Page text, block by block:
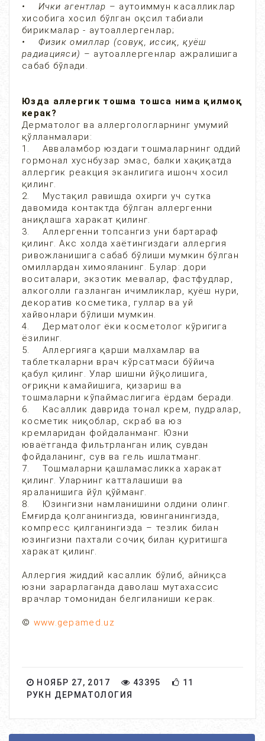
• Ички агентлар – аутоиммун касалликлар
хисобига хосил бўлган оқсил табиали
бирикмалар - аутоаллергенлар;
• Физик омиллар (совуқ, иссиқ, қуёш
радиацияси) – аутоаллергенлар ажралишига
сабаб бўлади.
Юзда аллергик тошма тошса нима қилмоқ
керак?
Дерматолог ва аллергологларнинг умумий
қўлланмалари:
1. Авваламбор юздаги тошмаларнинг оддий
гормонал хуснбузар эмас, балки хақиқатда
аллергик реакция эканлигига ишонч хосил
қилинг.
2. Мустақил равишда охирги уч сутка
давомида контактда бўлган аллергенни
аниқлашга харакат қилинг.
3. Аллергенни топсангиз уни бартараф
қилинг. Акс холда хаётингиздаги аллергия
ривожланишига сабаб бўлиши мумкин бўлган
омиллардан химояланинг. Булар: дори
воситалари, экзотик мевалар, фастфудлар,
алкоголли газланган ичимликлар, қуёш нури,
декоратив косметика, гуллар ва уй
хайвонлари бўлиши мумкин.
4. Дерматолог ёки косметолог кўригига
ёзилинг.
5. Аллергияга қарши малхамлар ва
таблеткаларни врач кўрсатмаси бўйича
қабул қилинг. Улар шишни йўқолишига,
оғриқни камайишига, қизариш ва
тошмаларни кўпаймаслигига ёрдам беради.
6. Касаллик даврида тонал крем, пудралар,
косметик ниқоблар, скраб ва юз
кремларидан фойдаланманг. Юзни
юваётганда фильтрланган илиқ сувдан
фойдаланинг, сув ва гель ишлатманг.
7. Тошмаларни қашламасликка харакат
қилинг. Уларнинг катталашиши ва
яраланишига йўл қўйманг.
8. Юзингизни намланишини олдини олинг.
Ёмғирда қолганингизда, ювинганингизда,
компресс қилганингизда – тезлик билан
юзингизни пахтали сочиқ билан қуритишга
харакат қилинг.
Аллергия жиддий касаллик бўлиб, айниқса
юзни зарарлаганда даволаш мутахассис
врачлар томонидан белгиланиши керак.
© www.gepamed.uz
НОЯБР 27, 2017 43395
11
РУКН ДЕРМАТОЛОГИЯ